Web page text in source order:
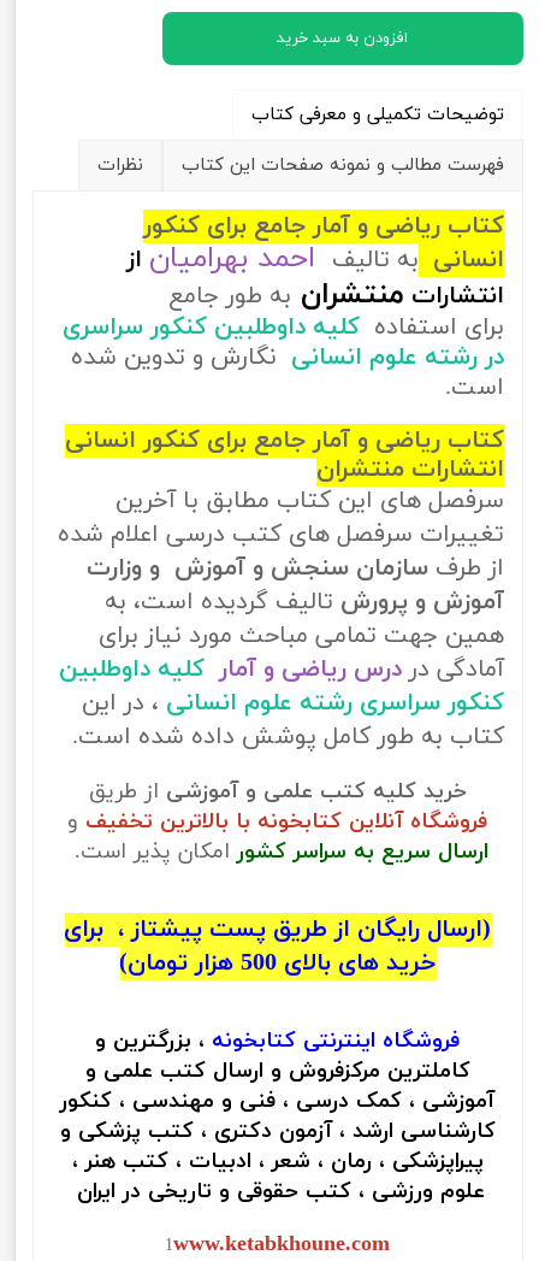
افزودن به سبد خرید
توضیحات تکمیلی و معرفی کتاب
فهرست مطالب و نمونه صفحات این کتاب
نظرات
کتاب ریاضی و آمار جامع برای کنکور
انسانی به تالیف احمد بهرامیان از
انتشارات منتشران به طور جامع
برای استفاده کلیه داوطلبین کنکور سراسری
در رشته علوم انسانی نگارش و تدوین شده
است.
کتاب ریاضی و آمار جامع برای کنکور انسانی
انتشارات منتشران
سرفصل های این کتاب مطابق با آخرین
تغییرات سرفصل های کتب درسی اعلام شده
از طرف سازمان سنجش و آموزش و وزارت
آموزش و پرورش تالیف گردیده است، به
همین جهت تمامی مباحث مورد نیاز برای
آمادگی در درس ریاضی و آمار کلیه داوطلبین
کنکور سراسری رشته علوم انسانی ، در این
کتاب به طور کامل پوشش داده شده است.
خرید کلیه کتب علمی و آموزشی از طریق
فروشگاه آنلاین کتابخونه با بالاترین تخفیف و
ارسال سریع به سراسر کشور امکان پذیر است.
(ارسال رایگان از طریق پست پیشتاز ، برای
خرید های بالای 500 هزار تومان)
فروشگاه اینترنتی کتابخونه ، بزرگترین و
کاملترین مرکزفروش و ارسال کتب علمی و
آموزشی ، کمک درسی ، فنی و مهندسی ، کنکور
کارشناسی ارشد ، آزمون دکتری ، کتب پزشکی و
پیراپزشکی ، رمان ، شعر ، ادبیات ، کتب هنر ،
علوم ورزشی ، کتب حقوقی و تاریخی در ایران
1www.ketabkhoune.com